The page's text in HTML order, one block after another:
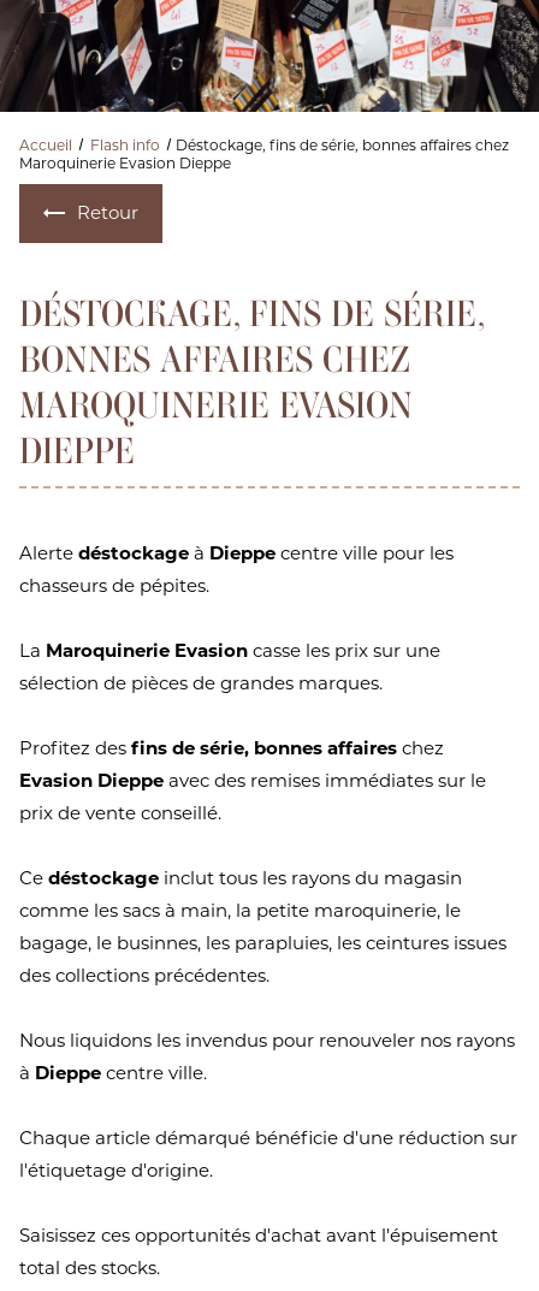
Accueil Flash info
Déstockage, fins de série, bonnes affaires chez
Maroquinerie Evasion Dieppe
Retour
DÉSTOCKAGE, FINS DE SÉRIE,
BONNES AFFAIRES CHEZ
MAROQUINERIE EVASION
DIEPPE
Alerte déstockageà Dieppe centre ville pour les
chasseurs de pépites.
La Maroquinerie Evasioncasse les prix sur une
sélection de pièces de grandes marques.
Profitez des fins de série, bonnes affaires chez
Evasion Dieppeavec des remises immédiates sur le
prix de vente conseillé.
Ce déstockageinclut tous les rayons du magasin
comme les sacs à main, la petite maroquinerie, le
bagage, le businnes, les parapluies, les ceintures issues
des collections précédentes.
Nous liquidons les invendus pour renouveler nos rayons
à Dieppecentre ville.
Chaque article démarqué bénéficie d'une réduction sur
l'étiquetage d'origine.
Saisissez ces opportunités d'achat avant l'épuisement
total des stocks.